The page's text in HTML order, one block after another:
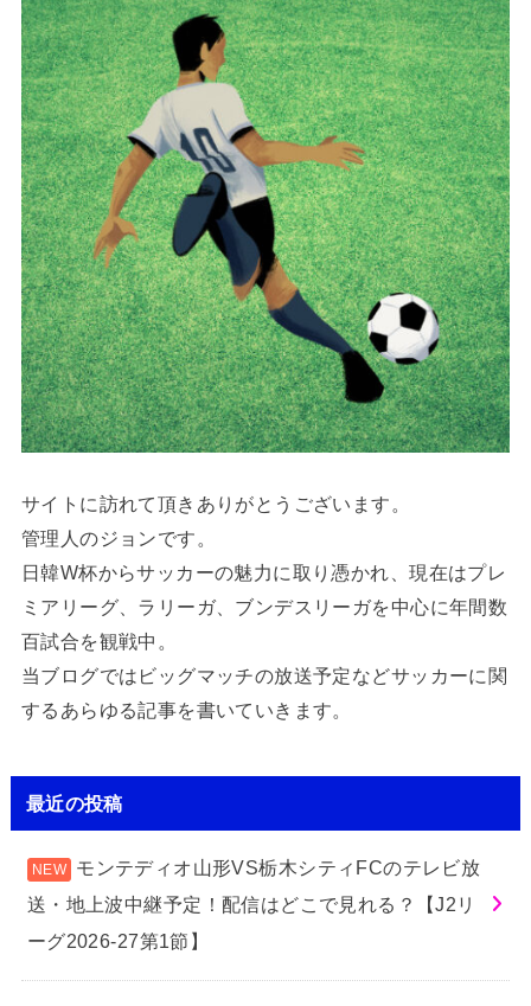
サイトに訪れて頂きありがとうございます。
管理人のジョンです。
日韓W杯からサッカーの魅力に取り憑かれ、現在はプレ
ミアリーグ、ラリーガ、ブンデスリーガを中心に年間数
百試合を観戦中。
当ブログではビッグマッチの放送予定などサッカーに関
するあらゆる記事を書いていきます。
最近の投稿
モンテディオ山形VS栃木シティFCのテレビ放
送・地上波中継予定！配信はどこで見れる？【J2リ
ーグ2026-27第1節】